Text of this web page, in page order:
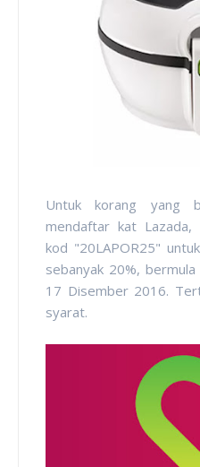
Untuk korang yang
mendaftar kat Lazada,
kod "20LAPOR25"
sebanyak 20%,
17 Disember 2016.
syarat.